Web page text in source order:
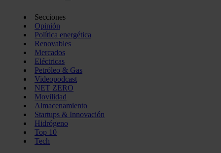
Secciones
Opinión
Política energética
Renovables
Mercados
Eléctricas
Petróleo & Gas
Videopodcast
NET ZERO
Movilidad
Almacenamiento
Startups & Innovación
Hidrógeno
Top 10
Tech